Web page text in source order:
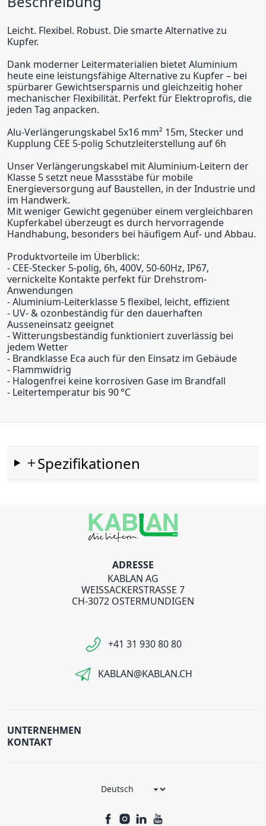
Leicht. Flexibel. Robust. Die smarte Alternative zu
Kupfer.
Dank moderner Leitermaterialien bietet Aluminium
heute eine leistungsfähige Alternative zu Kupfer – bei
spürbarer Gewichtsersparnis und gleichzeitig hoher
mechanischer Flexibilität. Perfekt für Elektroprofis, die
jeden Tag anpacken.
Alu-Verlängerungskabel 5x16 mm² 15m, Stecker und
Kupplung CEE 5-polig Schutzleiterstellung auf 6h
Unser Verlängerungskabel mit Aluminium-Leitern der
Klasse 5 setzt neue Massstäbe für mobile
Energieversorgung auf Baustellen, in der Industrie und
im Handwerk.
Mit weniger Gewicht gegenüber einem vergleichbaren
Kupferkabel überzeugt es durch hervorragende
Handhabung, besonders bei häufigem Auf- und Abbau.
Produktvorteile im Überblick:
- CEE-Stecker 5-polig, 6h, 400V, 50-60Hz, IP67,
vernickelte Kontakte perfekt für Drehstrom-
Anwendungen
- Aluminium-Leiterklasse 5 flexibel, leicht, effizient
- UV- & ozonbeständig für den dauerhaften
Ausseneinsatz geeignet
- Witterungsbeständig funktioniert zuverlässig bei
jedem Wetter
- Brandklasse Eca auch für den Einsatz im Gebäude
- Flammwidrig
- Halogenfrei keine korrosiven Gase im Brandfall
- Leitertemperatur bis 90 °C
Spezifikationen
ADRESSE
KABLAN AG
WEISSACKERSTRASSE 7
CH-3072 OSTERMUNDIGEN
+41 31 930 80 80
KABLAN@KABLAN.CH
UNTERNEHMEN
KONTAKT